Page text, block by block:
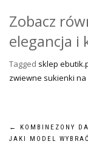
Zobacz
elegancja i
Tagged sklep
zwiewne sukienki
←
KOMBINEZONY
JAKI MODEL